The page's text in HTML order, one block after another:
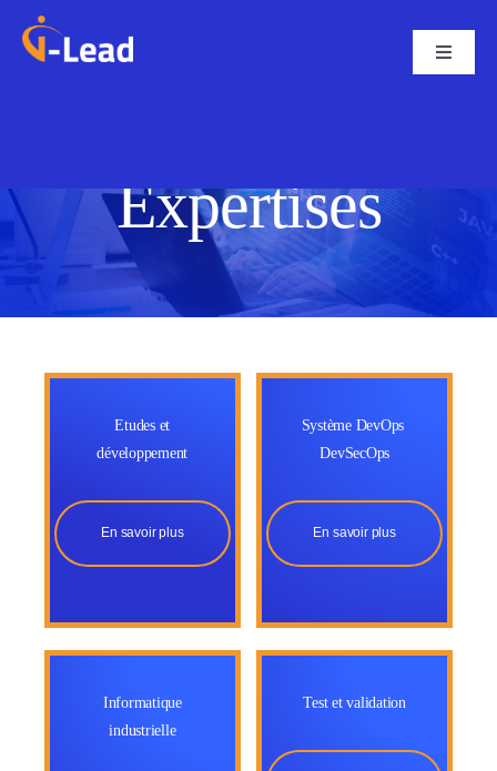
Passer
Toggle
News
Expertises
Etudes et
développement
En savoir plus
Système DevOps
DevSecOps
En savoir plus
Informatique
industrielle
Test et validation